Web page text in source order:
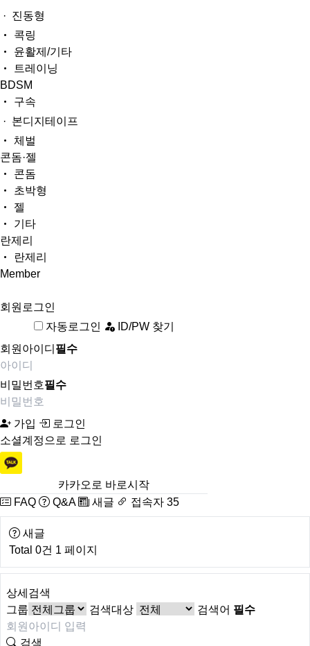
· 진동형
콕링
윤활제/기타
트레이닝
BDSM
구속
· 본디지테이프
체벌
콘돔·젤
콘돔
초박형
젤
기타
란제리
란제리
Member
회원로그인
자동로그인
ID/PW 찾기
회원아이디 필수
비밀번호필수
가입
로그인
소셜계정으로 로그인
카카오로 바로시작
FAQ
Q&A 새글 접속자 35
새글
Total 0건 1 페이지
상세검색
그룹
검색대상 검색어 필수
검색